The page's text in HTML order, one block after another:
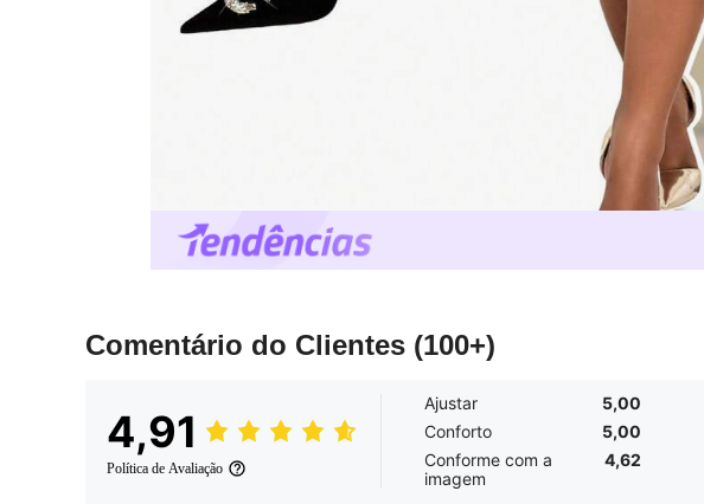
Comentário do Clientes (100+)
4,91
Política de Avaliação
Ajustar
5,00
Conforto
5,00
Conforme com a
imagem
4,62